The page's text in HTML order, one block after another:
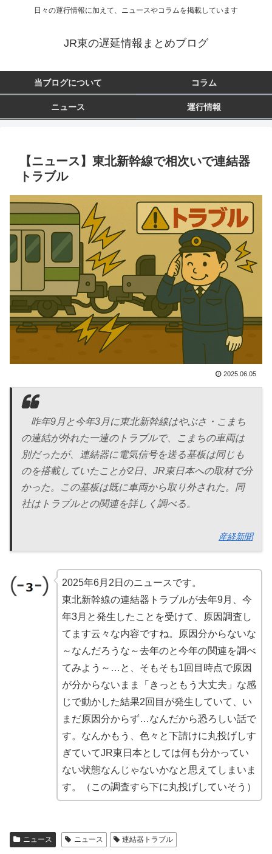
日々の運行情報に加えて、ニュースやコラムを掲載しています
JR東の遅延情報まとめブログ
当ブログについて コラム
ニュース 運行情報
【ニュース】東北新幹線で相次いで連結器
トラブル
2025.06.05
昨年9月と今年3月に東北新幹線はやぶさ・こまち
の連結が外れた一連のトラブルで、こまちの車両は
別だったが、連結器に電気信号を送る基板は同じも
のを搭載していたことが2日、JR東日本への取材で分
かった。この基板は既に車両から取り外された。同
社はトラブルとの関連を詳しく調べる。
産経新聞
2025年6月2日のニュースです。
東北新幹線の連結器トラブルが去年9月、今
年3月と発生したことを受けて、原因調査し
てます云々な内容ですね。原因分からないな
～なんだろうな～去年のと今年の関連を調べ
てみよう～…と、そもそも1回目時点で原因
が分からないまま「きっともう大丈夫」な感
じで動かした結果2回目が発生していて、い
まだ原因分からず…なんだから恐ろしい話で
す。なんかもう、色々と下請けに丸投げしす
ぎていてJR東日本としては何も分かってい
ない状態なんじゃないかなと思えてしまいま
す。（この調査すら下に丸投げしていそう）
ニュース ニュース 連結器トラブル